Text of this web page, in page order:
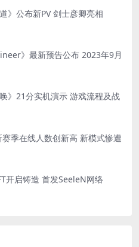
》公布新PV 剑士彦卿亮相
》最新预告公布 2023年9月
》21分实机演示 游戏流程及战
赛季在线人数创新高 新模式惨遭
开启铸造 首发SeeleN网络